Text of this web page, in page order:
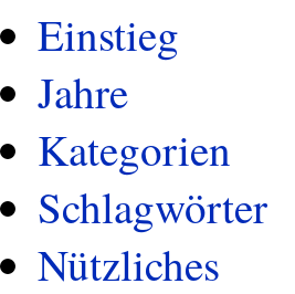
Einstieg
Jahre
Kategorien
Schlagwörter
Nützliches